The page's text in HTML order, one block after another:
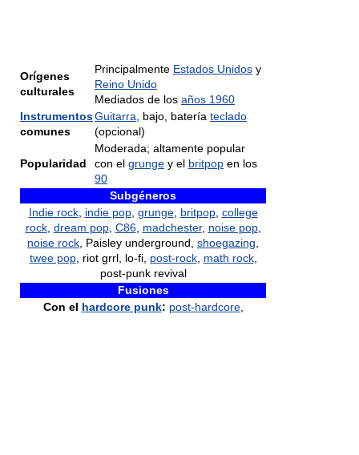
Orígenes
culturales
Principalmente Estados Unidos y
Reino Unido
Mediados de los años 1960
Instrumentos
comunes
Guitarra , bajo, batería teclado
(opcional)
Popularidad
Moderada; altamente popular
con el grunge y el britpop en los
90
Subgéneros
Indie rock, indie pop, grunge, britpop, college
rock, dream pop, C86, madchester, noise pop,
noise rock , Paisley underground, shoegazing
twee pop, riot grrl, lo-fi, post-rock, math rock,
post-punk revival
Fusiones
Con el hardcore punk: post-hardcore,